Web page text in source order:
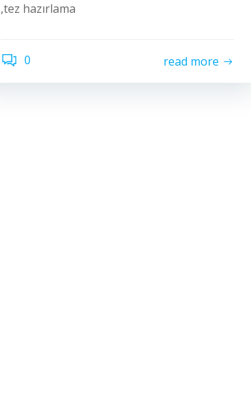
,tez hazırlama
0 read more